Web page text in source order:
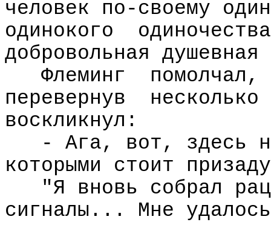
человек по-своему
одинокого
добровольная
Флеминг
помолчал,
перевернув
несколько
воскликнул:
- Ага, вот, здесь
которыми стоит
"Я вновь собрал
сигналы... Мне удалось